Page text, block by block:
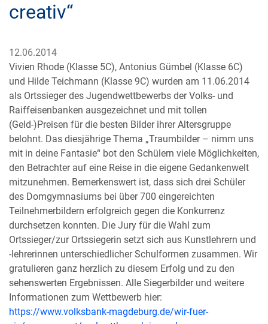
creativ“
12.06.2014
Vivien Rhode (Klasse 5C), Antonius Gümbel (Klasse 6C)
und Hilde Teichmann (Klasse 9C) wurden am 11.06.2014
als Ortssieger des Jugendwettbewerbs der Volks- und
Raiffeisenbanken ausgezeichnet und mit tollen
(Geld-)Preisen für die besten Bilder ihrer Altersgruppe
belohnt. Das diesjährige Thema „Traumbilder – nimm uns
mit in deine Fantasie“ bot den Schülern viele Möglichkeiten,
den Betrachter auf eine Reise in die eigene Gedankenwelt
mitzunehmen. Bemerkenswert ist, dass sich drei Schüler
des Domgymnasiums bei über 700 eingereichten
Teilnehmerbildern erfolgreich gegen die Konkurrenz
durchsetzen konnten. Die Jury für die Wahl zum
Ortssieger/zur Ortssiegerin setzt sich aus Kunstlehrern und
-lehrerinnen unterschiedlicher Schulformen zusammen. Wir
gratulieren ganz herzlich zu diesem Erfolg und zu den
sehenswerten Ergebnissen. Alle Siegerbilder und weitere
Informationen zum Wettbewerb hier:
https://www.volksbank-magdeburg.de/wir-fuer-